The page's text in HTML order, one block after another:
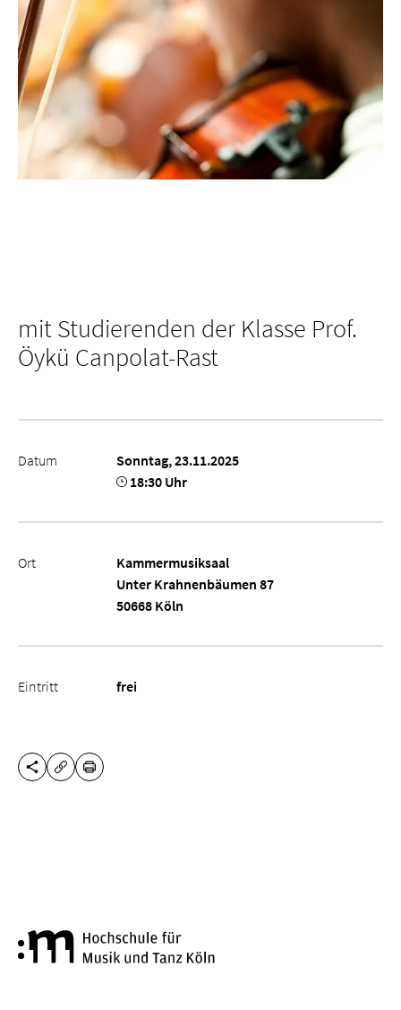
mit Studierenden der Klasse Prof.
Öykü Canpolat-Rast
Datum
Sonntag, 23.11.2025
18:30 Uhr
Ort
Kammermusiksaal
Unter Krahnenbäumen 87
50668 Köln
Eintritt frei
DIESE SEITE TEILEN
URL KOPIEREN
DRUCKEN